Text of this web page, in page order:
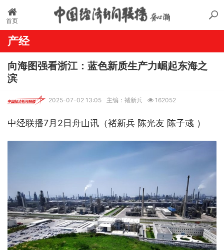
首页
产经
向海图强看浙江：蓝色新质生产力崛起东海之
滨
2025-07-02 13:05 主编：褚新兵 162052
中经联播7月2日舟山讯（褚新兵 陈光友 陈子彧 ）